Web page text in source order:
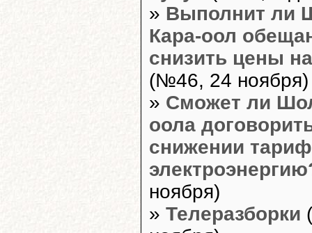
» Выполнит ли
Кара-оол
снизить цены
(№46, 24 ноября)
» Сможет ли
оола
снижении
ноября)
» Телеразборки